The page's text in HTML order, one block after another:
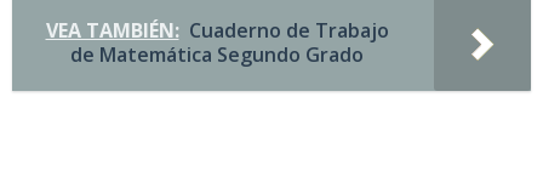
VEA TAMBIÉN: Cuaderno de Trabajo
de Matemática Segundo Grado